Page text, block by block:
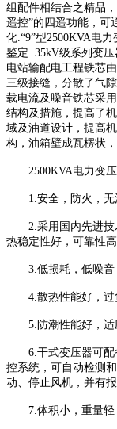
组配件相结合之精品
遥控”的四遥功能，可
化.“9”型2500KVA电
鉴定. 35kV级系列变
电站输配电工程铁芯
三级接缝，分散了气
载电流及噪音铁芯采
结构及措施，提高了
域及油道设计，提高
构，油箱壁成瓦楞状
2500KVA电力变压
1.安全，防火，无
2.采用国内先进技
热稳定性好，可靠性
3.低损耗，低噪音
4.散热性能好，过
5.防潮性能好，适
6.干式变压器可配
控系统，可自动检测
动、停止风机，并有
7.体积小，重量轻